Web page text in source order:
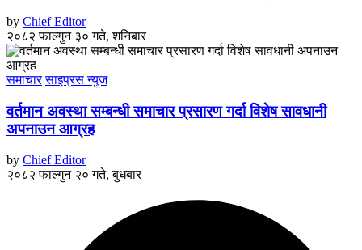
by Chief Editor
२०८२ फाल्गुन ३० गते, शनिबार
समाचार साइप्रस न्युज
वर्तमान अवस्था सम्बन्धी समाचार प्रसारण गर्दा विशेष सावधानी
अपनाउन आग्रह
by Chief Editor
२०८२ फाल्गुन २० गते, बुधबार